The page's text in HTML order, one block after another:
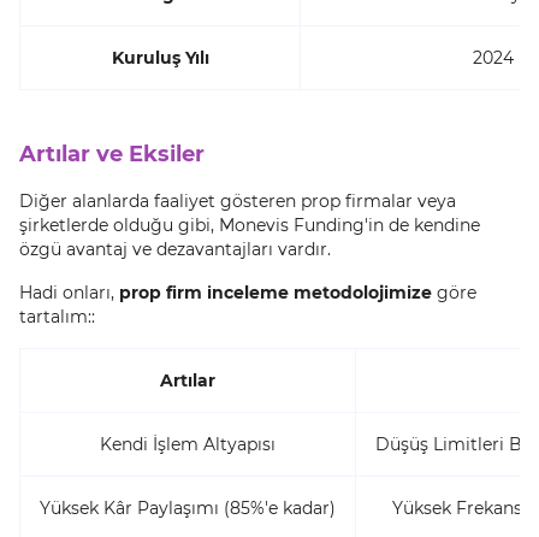
Kuruluş Yılı 2024
Artılar ve Eksiler
Diğer alanlarda faaliyet gösteren prop firmalar veya
şirketlerde olduğu gibi, Monevis Funding'in de kendine
özgü avantaj ve dezavantajları vardır.
Hadi onları, prop firm inceleme metodolojimize göre
tartalım::
Artılar
Kendi İşlem Altyapısı Düşüş Limitleri
Yüksek Kâr Paylaşımı (85%'e kadar) Yüksek